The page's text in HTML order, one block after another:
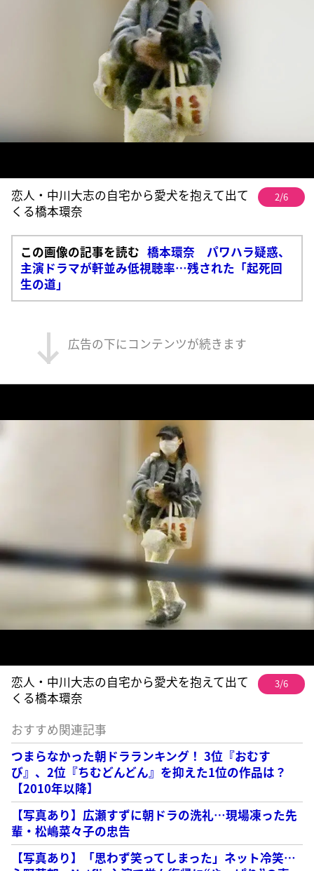
恋人・中川大志の自宅から愛犬を抱えて出て
くる橋本環奈
2/6
この画像の記事を読む 橋本環奈 パワハラ疑惑、
主演ドラマが軒並み低視聴率…残された「起死回
生の道」
広告の下にコンテンツが続きます
恋人・中川大志の自宅から愛犬を抱えて出て
くる橋本環奈
3/6
おすすめ関連記事
つまらなかった朝ドラランキング！ 3位『おむす
び』、2位『ちむどんどん』を抑えた1位の作品は？
【2010年以降】
【写真あり】広瀬すずに朝ドラの洗礼…現場凍った先
輩・松嶋菜々子の忠告
【写真あり】「思わず笑ってしまった」ネット冷笑…